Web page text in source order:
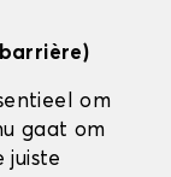
om
gaat om
juiste